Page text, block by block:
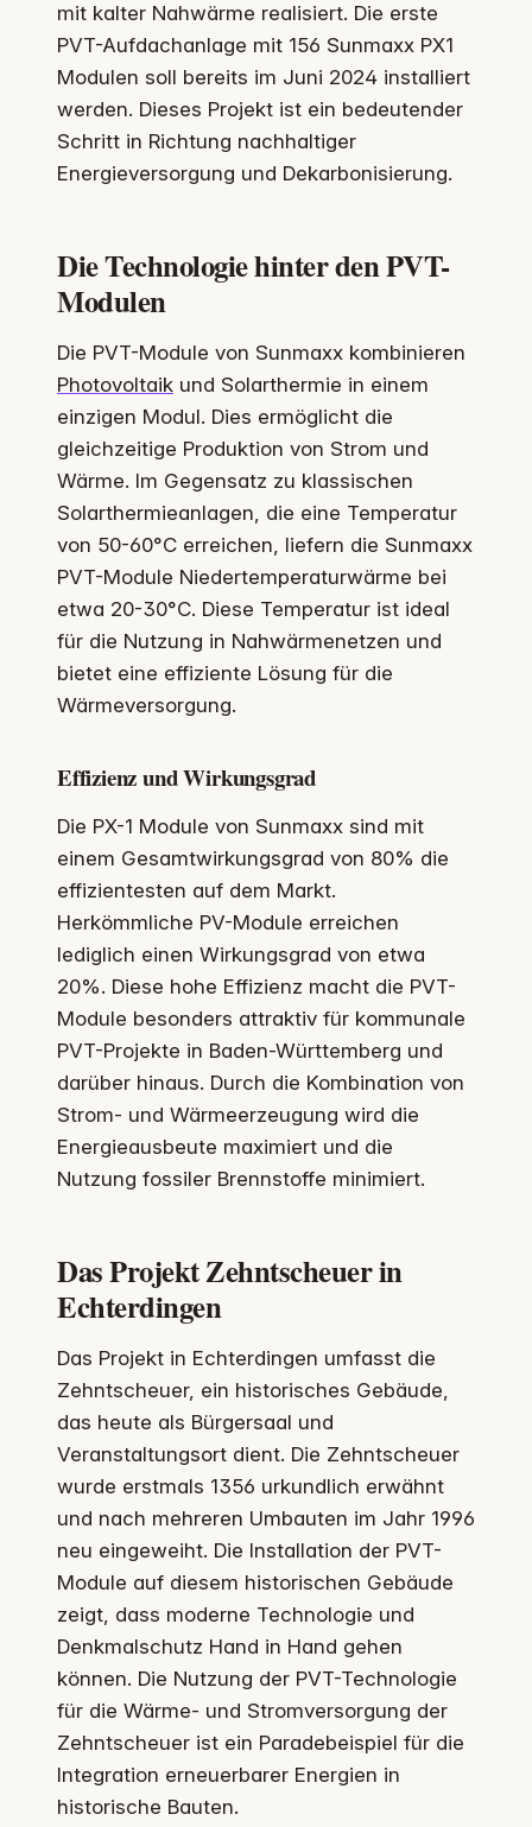
mit kalter Nahwärme realisiert. Die erste
PVT-Aufdachanlage mit 156 Sunmaxx PX1
Modulen soll bereits im Juni 2024 installiert
werden. Dieses Projekt ist ein bedeutender
Schritt in Richtung nachhaltiger
Energieversorgung und Dekarbonisierung.
Die Technologie hinter den PVT-
Modulen
Die PVT-Module von Sunmaxx kombinieren
Photovoltaik und Solarthermie in einem
einzigen Modul. Dies ermöglicht die
gleichzeitige Produktion von Strom und
Wärme. Im Gegensatz zu klassischen
Solarthermieanlagen, die eine Temperatur
von 50-60°C erreichen, liefern die Sunmaxx
PVT-Module Niedertemperaturwärme bei
etwa 20-30°C. Diese Temperatur ist ideal
für die Nutzung in Nahwärmenetzen und
bietet eine effiziente Lösung für die
Wärmeversorgung.
Effizienz und Wirkungsgrad
Die PX-1 Module von Sunmaxx sind mit
einem Gesamtwirkungsgrad von 80% die
effizientesten auf dem Markt.
Herkömmliche PV-Module erreichen
lediglich einen Wirkungsgrad von etwa
20%. Diese hohe Effizienz macht die PVT-
Module besonders attraktiv für kommunale
PVT-Projekte in Baden-Württemberg und
darüber hinaus. Durch die Kombination von
Strom- und Wärmeerzeugung wird die
Energieausbeute maximiert und die
Nutzung fossiler Brennstoffe minimiert.
Das Projekt Zehntscheuer in
Echterdingen
Das Projekt in Echterdingen umfasst die
Zehntscheuer, ein historisches Gebäude,
das heute als Bürgersaal und
Veranstaltungsort dient. Die Zehntscheuer
wurde erstmals 1356 urkundlich erwähnt
und nach mehreren Umbauten im Jahr 1996
neu eingeweiht. Die Installation der PVT-
Module auf diesem historischen Gebäude
zeigt, dass moderne Technologie und
Denkmalschutz Hand in Hand gehen
können. Die Nutzung der PVT-Technologie
für die Wärme- und Stromversorgung der
Zehntscheuer ist ein Paradebeispiel für die
Integration erneuerbarer Energien in
historische Bauten.